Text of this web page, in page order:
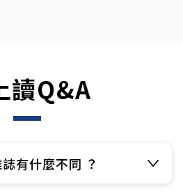
讀Q&A
有什麼不同 ？​